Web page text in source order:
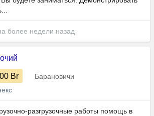
более недели назад
Br
Барановичи
разгрузочные работы помощь в